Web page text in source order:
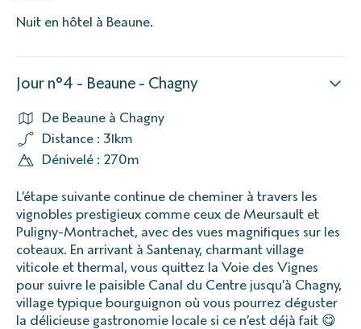
Nuit en hôtel à Beaune.
Jour n°4 - Beaune - Chagny
De Beaune à Chagny
Distance : 31km
Dénivelé : 270m
L’étape suivante continue de cheminer à travers les
vignobles prestigieux comme ceux de Meursault et
Puligny-Montrachet, avec des vues magnifiques sur les
coteaux. En arrivant à Santenay, charmant village
viticole et thermal, vous quittez la Voie des Vignes
pour suivre le paisible Canal du Centre jusqu’à Chagny,
village typique bourguignon où vous pourrez déguster
la délicieuse gastronomie locale si ce n’est déjà fait 😋